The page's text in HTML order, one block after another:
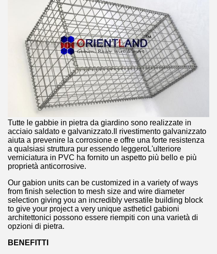
Tutte le gabbie in pietra da giardino sono realizzate in
acciaio saldato e galvanizzato.Il rivestimento galvanizzato
aiuta a prevenire la corrosione e offre una forte resistenza
a qualsiasi struttura pur essendo leggeroL'ulteriore
verniciatura in PVC ha fornito un aspetto più bello e più
proprietà anticorrosive.
Our gabion units can be customized in a variety of ways
from finish selection to mesh size and wire diameter
selection giving you an incredibly versatile building block
to give your project a very unique astheticI gabioni
architettonici possono essere riempiti con una varietà di
opzioni di pietra.
BENEFITTI